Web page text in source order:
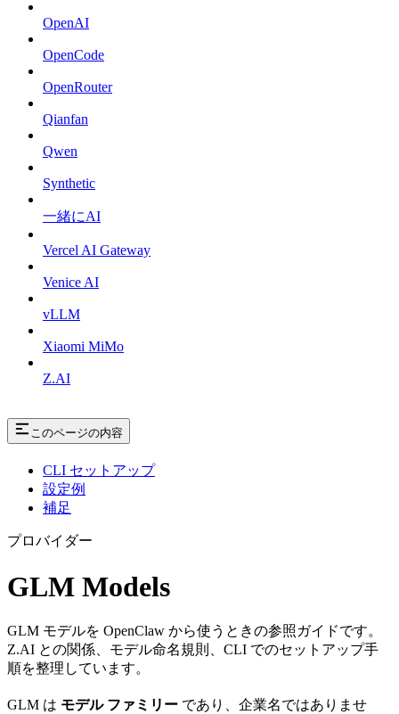
OpenAI
OpenCode
OpenRouter
Qianfan
Qwen
Synthetic
一緒にAI
Vercel AI Gateway
Venice AI
vLLM
Xiaomi MiMo
Z.AI
このページの内容
CLI セットアップ
設定例
補足
プロバイダー
GLM Models
GLM モデルを OpenClaw から使うときの参照ガイドです。
Z.AI との関係、モデル命名規則、CLI でのセットアップ手
順を整理しています。
GLM は モデル ファミリー であり、企業名ではありませ